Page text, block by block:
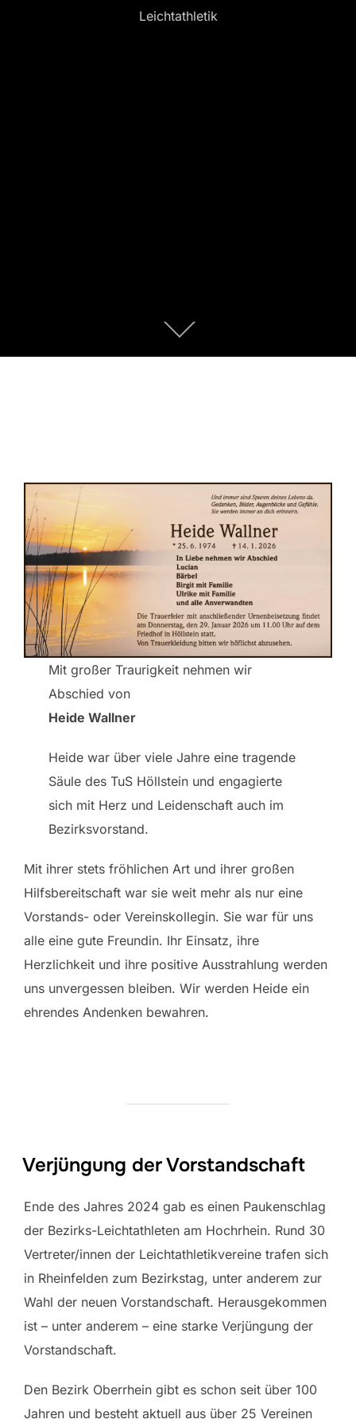
Leichtathletik
Zum
Inhalt
Mit großer Traurigkeit nehmen wir
Abschied von
Heide Wallner
Heide war über viele Jahre eine tragende
Säule des TuS Höllstein und engagierte
sich mit Herz und Leidenschaft auch im
Bezirksvorstand.
Mit ihrer stets fröhlichen Art und ihrer großen
Hilfsbereitschaft war sie weit mehr als nur eine
Vorstands- oder Vereinskollegin. Sie war für uns
alle eine gute Freundin. Ihr Einsatz, ihre
Herzlichkeit und ihre positive Ausstrahlung werden
uns unvergessen bleiben. Wir werden Heide ein
ehrendes Andenken bewahren.
Verjüngung der Vorstandschaft
Ende des Jahres 2024 gab es einen Paukenschlag
der Bezirks-Leichtathleten am Hochrhein. Rund 30
Vertreter/innen der Leichtathletikvereine trafen sich
in Rheinfelden zum Bezirkstag, unter anderem zur
Wahl der neuen Vorstandschaft. Herausgekommen
ist – unter anderem – eine starke Verjüngung der
Vorstandschaft.
Den Bezirk Oberrhein gibt es schon seit über 100
Jahren und besteht aktuell aus über 25 Vereinen